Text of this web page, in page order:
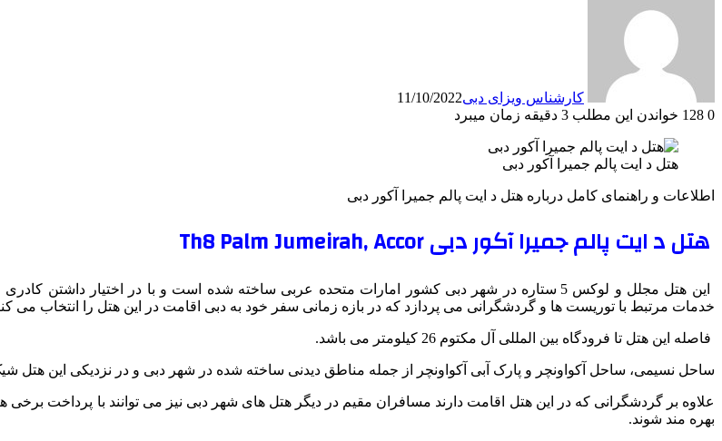
کارشناس ویزای دبی11/10/2022
0
خواندن این مطلب 3 دقیقه زمان میبرد
هتل د ایت پالم جمیرا آکور دبی
اطلاعات و راهنمای کامل درباره هتل د ایت پالم جمیرا آکور دبی
هتل د ایت پالم جمیرا آکور دبی Th8 Palm Jumeirah, Accor
این هتل مجلل و لوکس 5 ستاره در شهر دبی کشور امارات متحده عربی ساخته شده است و با در اختیار
خدمات مرتبط با توریست ها و گردشگرانی می پردازد که در بازه زمانی سفر خود به دبی اقامت در این هتل را انتخاب می
فاصله این هتل تا فرودگاه بین المللی آل مکتوم 26 کیلومتر می باشد.
ساحل نسیمی، ساحل آکواونچر و پارک آبی آکواونچر از جمله مناطق دیدنی ساخته شده در شهر دبی و در نزدیکی این
علاوه بر گردشگرانی که در این هتل اقامت دارند مسافران مقیم در دیگر هتل های شهر دبی نیز می توانند با پرداخت برخی
بهره مند شوند.